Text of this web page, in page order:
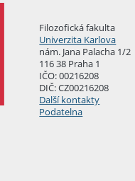
Filozofická fakulta
Univerzita Karlova
nám. Jana Palacha 1/2
116 38 Praha 1
IČO: 00216208
DIČ: CZ00216208
Další kontakty
Podatelna